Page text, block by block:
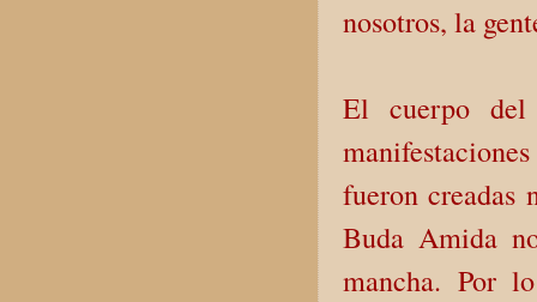
nosotros, la
El cuerpo del
fueron creadas
Buda Amida
mancha. Por